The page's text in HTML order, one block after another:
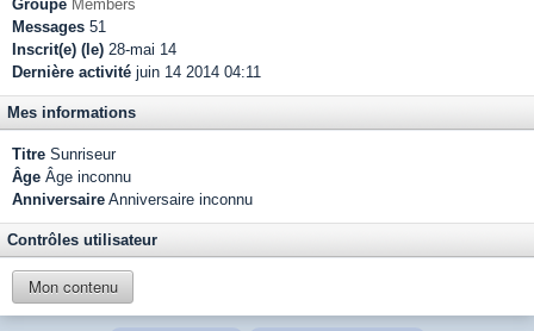
Groupe Members
Messages 51
Inscrit(e) (le) 28-mai 14
Dernière activité juin 14 2014 04:11
Mes informations
Titre Sunriseur
Âge Âge inconnu
Anniversaire Anniversaire inconnu
Contrôles utilisateur
Mon contenu